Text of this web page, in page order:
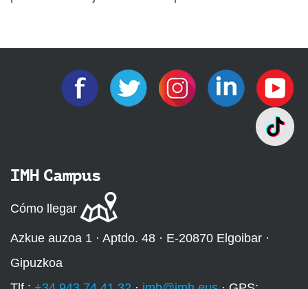
IMH Campus
Cómo llegar
Azkue auzoa 1 · Aptdo. 48 · E-20870 Elgoibar ·
Gipuzkoa